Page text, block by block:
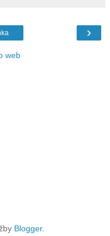
›
web
Blogger.